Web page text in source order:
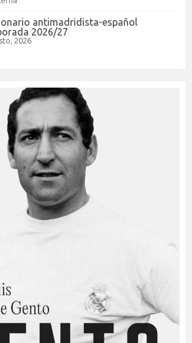
antimadridista-español
2026/27
2026